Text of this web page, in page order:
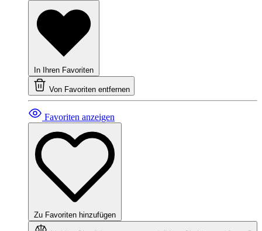
In Ihren Favoriten
Von Favoriten entfernen
Favoriten anzeigen
Zu Favoriten hinzufügen